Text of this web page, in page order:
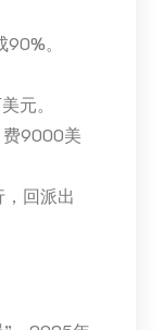
。
元。
费9000美
，回派出